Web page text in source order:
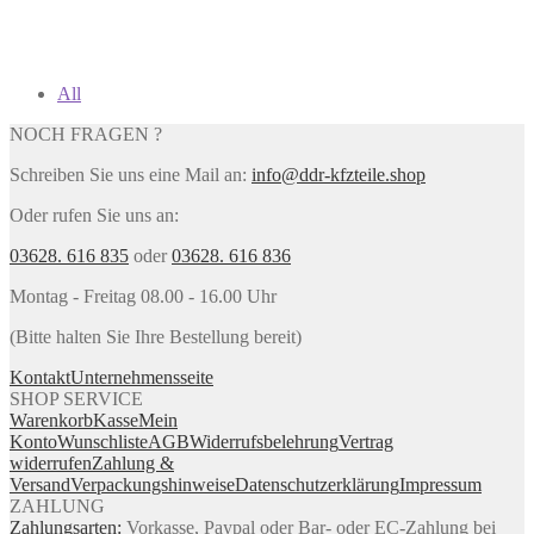
All
NOCH FRAGEN ?
Schreiben Sie uns eine Mail an: info@ddr-kfzteile.shop
Oder rufen Sie uns an:
03628. 616 835 oder03628. 616 836
Montag - Freitag 08.00 - 16.00 Uhr
(Bitte halten Sie Ihre Bestellung bereit)
KontaktUnternehmensseite
SHOP SERVICE
WarenkorbKasseMein
KontoWunschlisteAGBWiderrufsbelehrungVertrag
widerrufenZahlung &
VersandVerpackungshinweiseDatenschutzerklärungImpressum
ZAHLUNG
Zahlungsarten: Vorkasse, Paypal oder Bar- oder EC-Zahlung bei